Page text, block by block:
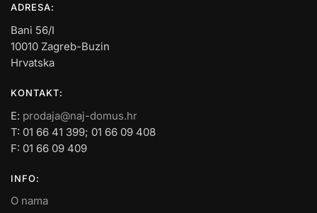
ADRESA:
Bani 56/I
10010 Zagreb-Buzin
Hrvatska
KONTAKT:
E: prodaja@naj-domus.hr
T: 01 66 41 399; 01 66 09 408
F: 01 66 09 409
INFO:
O nama